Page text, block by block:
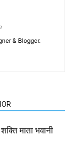
& Blogger.
माता भवानी